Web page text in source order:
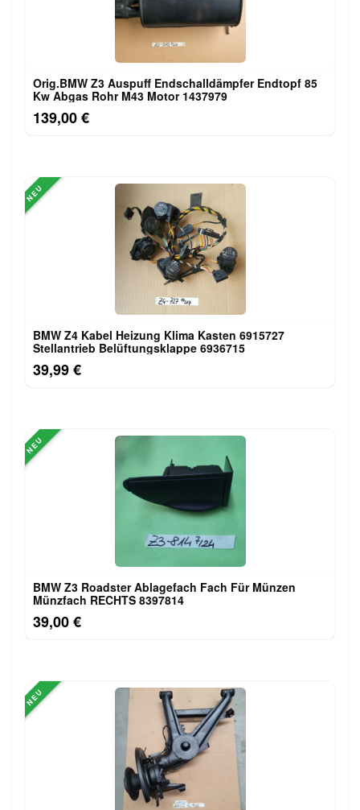
Orig.BMW Z3 Auspuff Endschalldämpfer Endtopf 85
Kw Abgas Rohr M43 Motor 1437979
139,00 €
NEU
BMW Z4 Kabel Heizung Klima Kasten 6915727
Stellantrieb Belüftungsklappe 6936715
39,99 €
NEU
BMW Z3 Roadster Ablagefach Fach Für Münzen
Münzfach RECHTS 8397814
39,00 €
NEU